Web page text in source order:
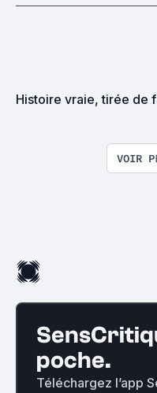
Histoire vraie, tirée de
VOIR
poche.
Téléchargez l’app